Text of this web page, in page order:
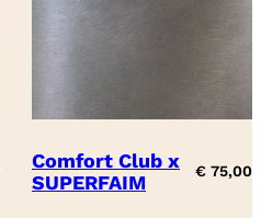
Comfort Club x
SUPERFAIM
€ 75,00